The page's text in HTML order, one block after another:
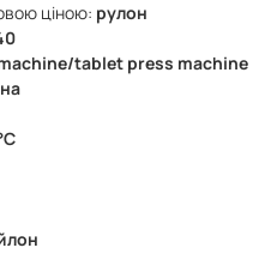
ціною: рулон
tablet press machine